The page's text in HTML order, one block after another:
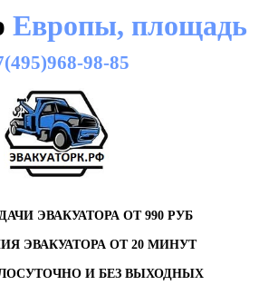
Европы, площадь
98-85
ЭВАКУАТОРА ОТ 990 РУБ
ЭВАКУАТОРА ОТ 20 МИНУТ
И БЕЗ ВЫХОДНЫХ